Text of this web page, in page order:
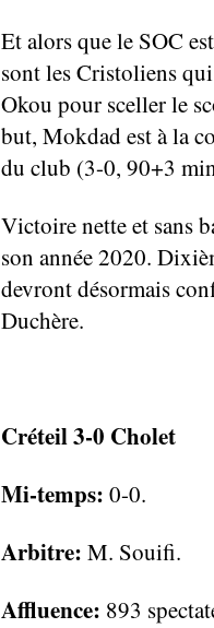
Et alors que le SOC
sont les Cristoliens
Okou pour sceller le
but, Mokdad est à la
du club (3-0, 90+3
Victoire nette et sans
son année 2020.
devront désormais
Duchère.
Créteil 3-0 Cholet
Mi-temps: 0-0.
Arbitre: M. Souifi.
Affluence: 893